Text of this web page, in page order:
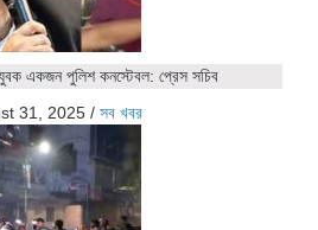
যুবক একজন পুলিশ কনস্টেবল: প্রেস সচিব
31, 2025 / সব খবর